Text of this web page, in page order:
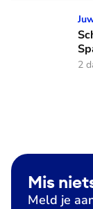
Schelpen,
2
Mis
Meld je